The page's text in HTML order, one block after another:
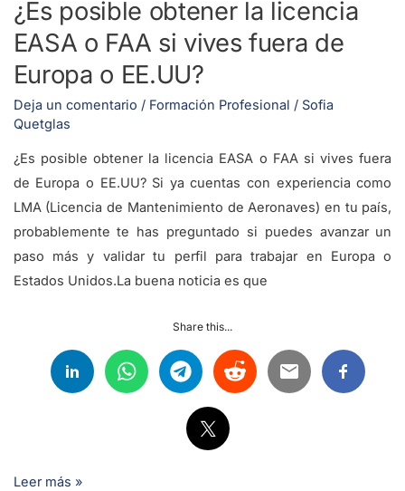
¿Es posible obtener la licencia
EASA o FAA si vives fuera de
Europa o EE.UU?
Deja un comentario / Formación Profesional / Sofia
Quetglas
¿Es posible obtener la licencia EASA o FAA si vives fuera
de Europa o EE.UU? Si ya cuentas con experiencia como
LMA (Licencia de Mantenimiento de Aeronaves) en tu país,
probablemente te has preguntado si puedes avanzar un
paso más y validar tu perfil para trabajar en Europa o
Estados Unidos.La buena noticia es que
Share this...
vives
fuera
de
o
Leer más »